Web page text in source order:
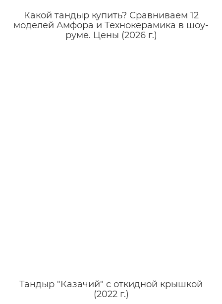
Какой тандыр купить? Сравниваем 12
моделей Амфора и Технокерамика в шоу-
руме. Цены (2026 г.)
Тандыр "Казачий" с откидной крышкой
(2022 г.)